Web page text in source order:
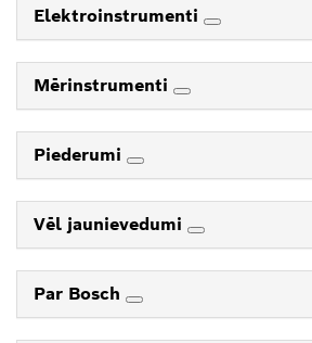
Elektroinstrumenti
Mērinstrumenti
Piederumi
Vēl jaunievedumi
Par Bosch